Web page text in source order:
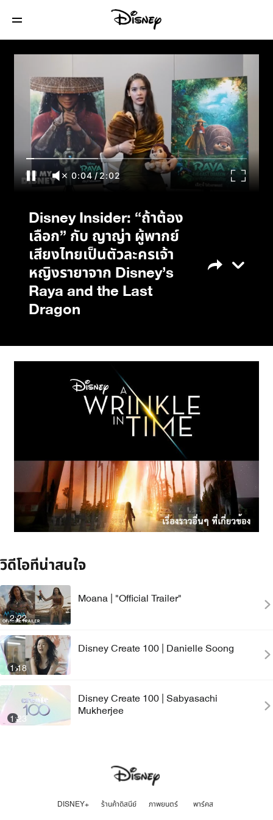
พากย์เสียงไทยเป็นตัวละครเจ้าหญิงรายาจาก
Disney’s Raya and the Last Dragon
0:04/2:02
Disney Insider: “ถ้าต้อง
เลือก” กับ ญาญ่า ผู้พากย์
เสียงไทยเป็นตัวละครเจ้า
หญิงรายาจาก Disney’s
Raya and the Last
Dragon
วิดีโอที่น่าสนใจ
2:22
Moana | "Official Trailer"
1:18
Disney Create 100 | Danielle Soong
1:23
Disney Create 100 | Sabyasachi
Mukherjee
DISNEY+ ร้านค้าดิสนีย์ ภาพยนตร์ พาร์คส